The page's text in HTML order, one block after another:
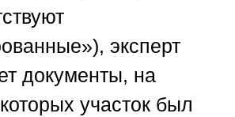
эксперт
документы, на
участок был